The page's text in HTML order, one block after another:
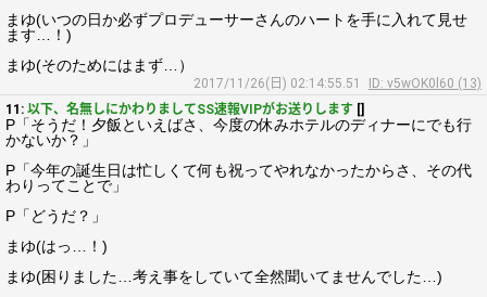
まゆ(いつの日か必ずプロデューサーさんのハートを手に入れて見せ
ます…！)
まゆ(そのためにはまず…）
2017/11/26(日) 02:14:55.51
ID: v5wOK0l60 (13)
11: 以下、名無しにかわりましてSS速報VIPがお送りします []
P「そうだ！夕飯といえばさ、今度の休みホテルのディナーにでも行
かないか？」
P「今年の誕生日は忙しくて何も祝ってやれなかったからさ、その代
わりってことで」
P「どうだ？」
まゆ(はっ…！)
まゆ(困りました…考え事をしていて全然聞いてませんでした…)